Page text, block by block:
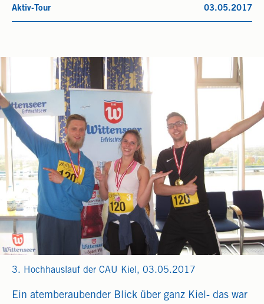
Aktiv-Tour 03.05.2017
3. Hochhauslauf der CAU Kiel, 03.05.2017
Ein atemberaubender Blick über ganz Kiel- das war